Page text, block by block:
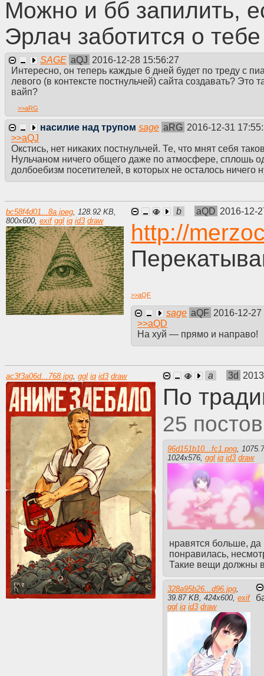
Можно и бб запилить,
Эрлач заботится о
SAGE aQJ 2016-12-28 15:56:27
Интересно, он теперь каждые 6 дней будет по треду с
левого (в контексте постнульчей) сайта создавать? Это
вайп?
>>aRG
насилие над трупом sage aRG 2016-12-31
>>aQJ
Окстись, нет никаких постнульчей. Те, что мнят себя
Нульчаном ничего общего даже по атмосфере, сплошь
долбоебизм посетителей, в которых не осталось ничего
bc58f4d01...8a.jpeg, 128.92 KB,
800x600, exif ggl iq id3 draw
b aQD 2016-12-
http://
>>aQF
sage aQF 2016-12-27
>>aQD
На хуй — прямо и направо!
ac3f3a06d...768.jpg, ggl iq id3 draw a 3d
По
25
96d151b10...fc1.png
1024x576 ,ggl iq id3 draw
нравятся больше,
понравилась,
Такие вещи должны
328a95b26...d96.jpg
39.87 KB ,424x600 ,exif
ggl iq id3 draw